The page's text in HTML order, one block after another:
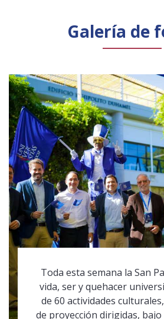
Galería de
Toda esta semana la San
vida, ser y quehacer
de 60 actividades
de proyección dirigidas, bajo